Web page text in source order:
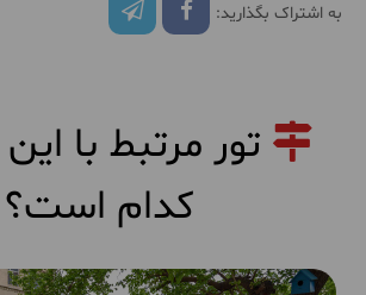
به اشتراک بگذارید:
تور مرتبط با
کدام است؟